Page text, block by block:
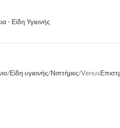
Είδη υγιεινής Νιπτήρες Venus